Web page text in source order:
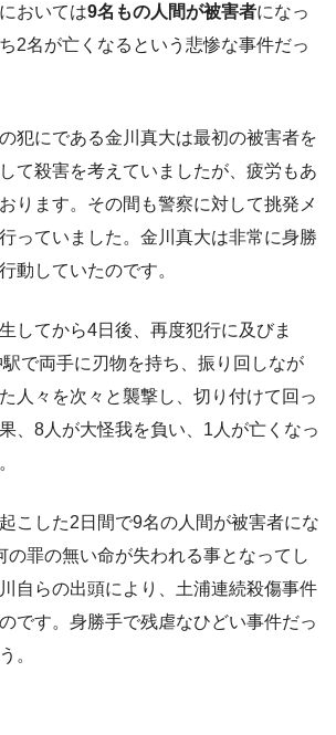
おいては9名もの人間が被害者になっ
2名が亡くなるという悲惨な事件だっ
犯にである金川真大は最初の被害者を
て殺害を考えていましたが、疲労もあ
ります。その間も警察に対して挑発メ
っていました。金川真大は非常に身勝
動していたのです。
してから4日後、再度犯行に及びま
で両手に刃物を持ち、振り回しなが
人々を次々と襲撃し、切り付けて回っ
、8人が大怪我を負い、1人が亡くなっ
こした2日間で9名の人間が被害者にな
の罪の無い命が失われる事となってし
自らの出頭により、土浦連続殺傷事件
です。身勝手で残虐なひどい事件だっ
。